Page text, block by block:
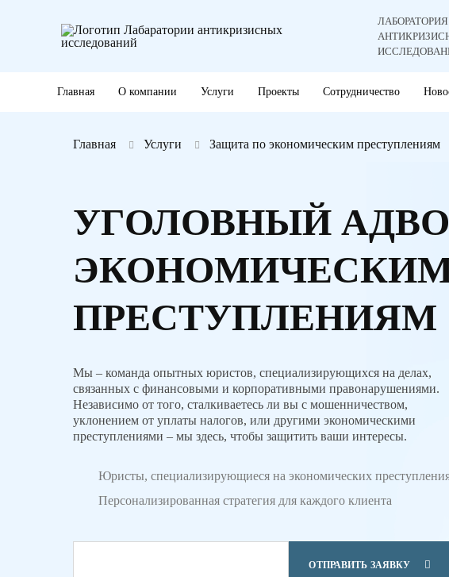
Главная Услуги Защита по экономическим преступлениям
УГОЛОВНЫЙ
ПРЕСТУПЛЕНИЯМ
Мы – команда опытных юристов, специализирующихся на делах,
связанных с финансовыми и корпоративными правонарушениями.
Независимо от того, сталкиваетесь ли вы с мошенничеством,
уклонением от уплаты налогов, или другими экономическими
преступлениями – мы здесь, чтобы защитить ваши интересы.
Юристы, специализирующиеся на экономических
Персонализированная стратегия для каждого клиента
ОТПРАВИТЬ ЗАЯВКУ
ЛАБОРАТОРИЯ
Главная О компании Услуги Проекты Сотрудничество